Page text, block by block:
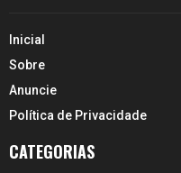
Inicial
Sobre
Anuncie
Política de Privacidade
CATEGORIAS